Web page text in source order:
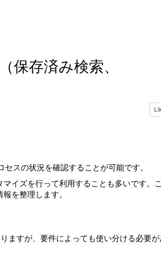
保存済み検索、
スの状況を確認することが可能です。
イズを行って利用することも多いです。
を整理します。
ますが、要件によっても使い分ける必要が